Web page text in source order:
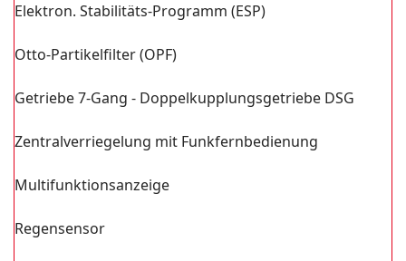
Elektron. Stabilitäts-Programm (ESP)
Otto-Partikelfilter (OPF)
Getriebe 7-Gang - Doppelkupplungsgetriebe DSG
Zentralverriegelung mit Funkfernbedienung
Multifunktionsanzeige
Regensensor